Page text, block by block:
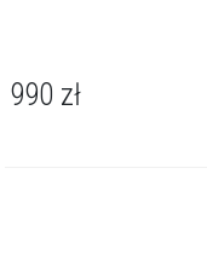
990 zł